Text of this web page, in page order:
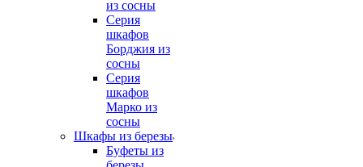
из сосны
Серия
шкафов
Борджия из
сосны
Серия
шкафов
Марко из
сосны
Шкафы из березы
Буфеты из